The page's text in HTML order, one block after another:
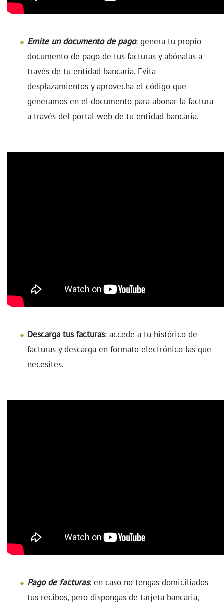
Emite un documento de pago: genera tu propio
documento de pago de tus facturas y abónalas a
través de tu entidad bancaria. Evita
desplazamientos y aprovecha el código que
generamos en el documento para abonar la factura
a través del portal web de tu entidad bancaria.
Descarga tus facturas: accede a tu histórico de
facturas y descarga en formato electrónico las que
necesites.
Pago de facturas: en caso no tengas domiciliados
tus recibos, pero dispongas de tarjeta bancaria,